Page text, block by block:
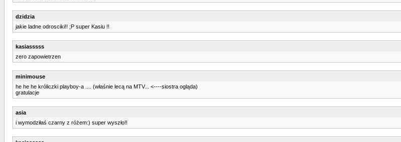
dzidzia
jakie ladne odrosciki!! ;P super Kasiu !!
kasiasssss
zero zapowietrzen
minimouse
he he he króliczki playboy-a .... (właśnie lecą na MTV... <----siostra ogląda)
gratulacje
asia
i wymodziłaś czarny z różem:) super wyszło!!